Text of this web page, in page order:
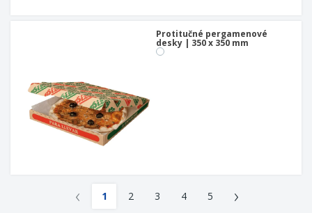
Protitučné pergamenové
desky | 350 x 350 mm
‹ 1 2 3 4 5 ›